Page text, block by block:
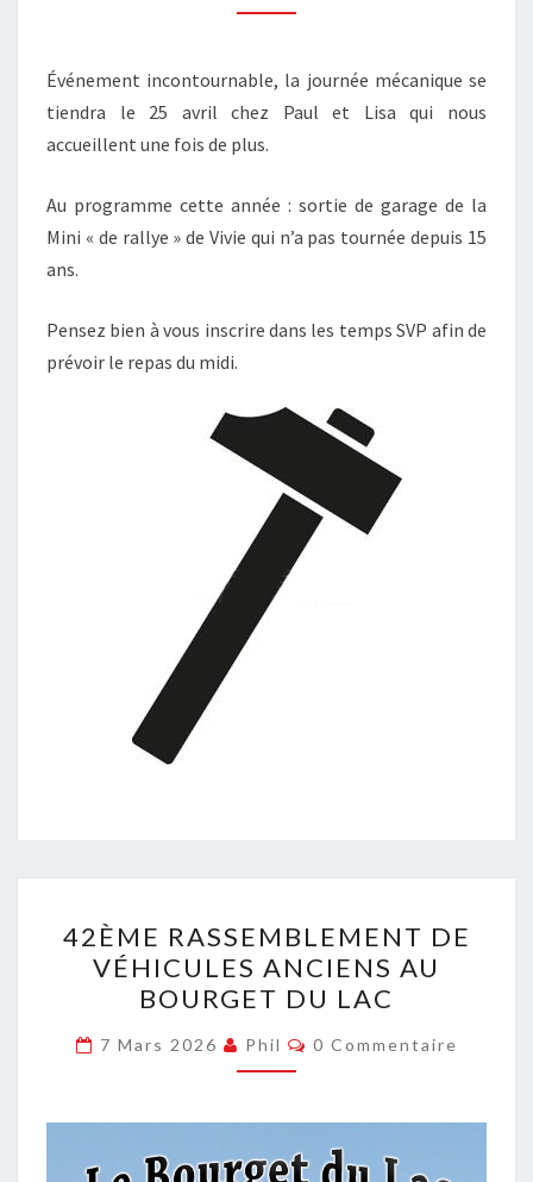
AVRIL
Événement incontournable, la journée mécanique se
tiendra le 25 avril chez Paul et Lisa qui nous
accueillent une fois de plus.
Au programme cette année : sortie de garage de la
Mini « de rallye » de Vivie qui n’a pas tournée depuis 15
ans.
Pensez bien à vous inscrire dans les temps SVP afin de
prévoir le repas du midi.
RASSEMBLEMENT
DE
VÉHICULES
ANCIENS
AU
LAC
42ÈME RASSEMBLEMENT DE
VÉHICULES ANCIENS AU
BOURGET DU LAC
7 Mars 2026 Phil Commentaires
0 Commentaire